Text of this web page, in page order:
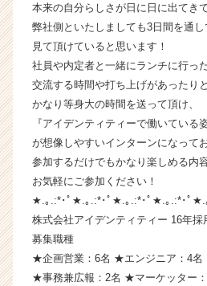
ラ
イ
ン】
ン
チ
ャ
ー・
成
長
企
か
ス
カ
本来の自分らしさが日に日に出てき
弊社側といたしましても3日間を通し
見て頂けていると思います！
社員や内定者と一緒にランチに行った
交流する時間や打ち上げがあったりと
かなり等身大の時間を送って頂け、
『アイデンティティーで働いている姿
が想像しやすいインターンになって
参加するだけでもかなり楽しめる内
お気軽にご参加ください！
★.｡.:*･ﾟ★.｡.:*･ﾟ★.｡.:*･ﾟ★.｡.:*･ﾟ
株式会社アイデンティティー 16年採
募集職種
★企画営業：6名 ★エンジニア：4名
★事務兼広報：2名 ★マーケッター